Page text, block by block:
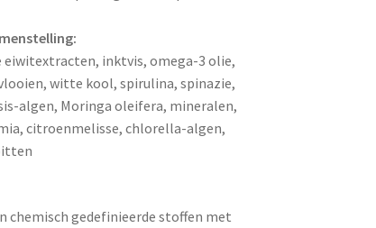
inktvis, omega-3 olie,
witte kool, spirulina, spinazie,
algen, Moringa oleifera, mineralen,
citroenmelisse, chlorella-algen,
chemisch gedefinieerde stoffen met